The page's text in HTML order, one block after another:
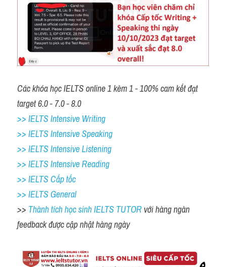
Các khóa học IELTS online 1 kèm 1 - 100% cam kết đạt
target 6.0 - 7.0 - 8.0
>> IELTS Intensive Writing
>> IELTS Intensive Speaking
>> IELTS Intensive Listening
>> IELTS Intensive Reading
>> IELTS Cấp tốc
>> IELTS General
>> Thành tích học sinh IELTS TUTOR với hàng ngàn
feedback được cập nhật hàng ngày